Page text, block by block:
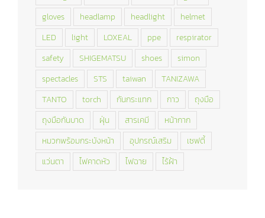
gloves
headlamp headlight
helmet
LED
light LOXEAL ppe
respirator
safety
SHIGEMATSU shoes
simon
spectacles
STS taiwan
TANIZAWA
TANTO
torch กันกระแทก กาว
ถุงมือ
ถุงมือกันบาด
ฝุ่น สารเคมี
หน้ากาก
หมวกพร้อมกระบังหน้า
อุปกรณ์เสริม
เซฟตี้
แว่นตา
ไฟคาดหัว ไฟฉาย ไร้ฝ้า